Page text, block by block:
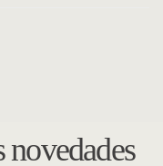
novedades